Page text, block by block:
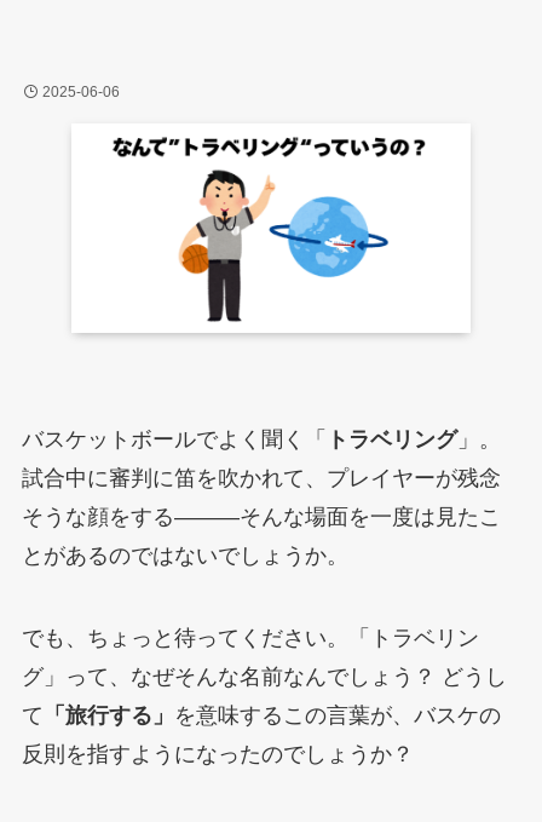
2025-06-06
バスケットボールでよく聞く「 トラベリング」。
試合中に審判に笛を吹かれて、プレイヤーが残念
そうな顔をする―――そんな場面を一度は見たこ
とがあるのではないでしょうか。
でも、ちょっと待ってください。「トラベリン
グ」って、なぜそんな名前なんでしょう？ どうし
て 「旅行する」 を意味するこの言葉が、バスケの
反則を指すようになったのでしょうか？